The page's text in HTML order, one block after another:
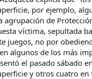
por ejemplo,
agrupación de
víctima, sepultada
juegos, no por
algunos de los más
el pasado sábado
y otros cuatro